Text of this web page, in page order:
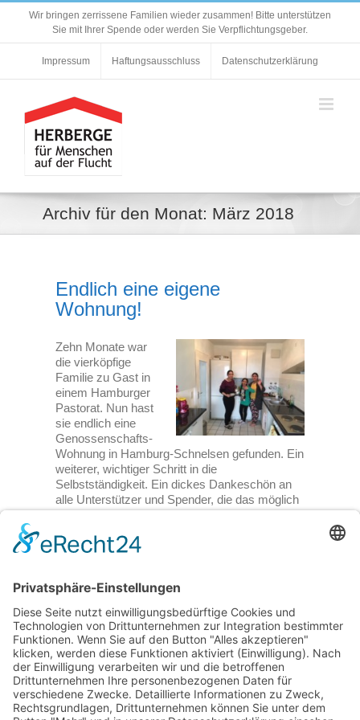
Zum
Wir bringen zerrissene Familien wieder zusammen! Bitte unterstützen
Sie mit Ihrer Spende oder werden Sie Verpflichtungsgeber.
Impressum Haftungsausschluss Datenschutzerklärung
Archiv für den Monat: März 2018
Endlich eine eigene
Wohnung!
Zehn Monate war
die vierköpfige
Familie zu Gast in
einem Hamburger
Pastorat. Nun hast
sie endlich eine
Genossenschafts-
Wohnung in Hamburg-Schnelsen gefunden. Ein
weiterer, wichtiger Schritt in die
Selbstständigkeit. Ein dickes Dankeschön an
alle Unterstützer und Spender, die das möglich
machen!
7. März 2018